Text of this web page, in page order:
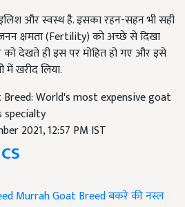
और स्वस्थ है. इसका रहन-सहन भी सही
क्षमता (Fertility) को अच्छे से दिखा
देखते ही इस पर मोहित हो गए और इसे
में खरीद लिया.
World's most expensive goat
specialty
2021, 12:57 PM IST
Murrah Goat Breedबकरे की नस्ल